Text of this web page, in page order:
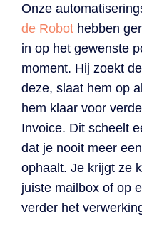
Onze
de Robot hebben
in op het gewenste
moment. Hij zoekt
deze, slaat hem op
hem klaar voor
Invoice. Dit scheelt
dat je nooit meer
ophaalt. Je krijgt ze
juiste mailbox of op
verder het